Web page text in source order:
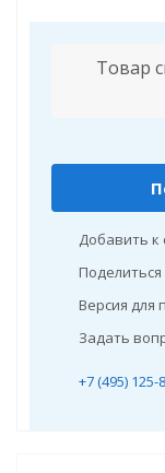
Товар
Добавить
Поделиться
Версия для
Задать
+7 (495) 125-